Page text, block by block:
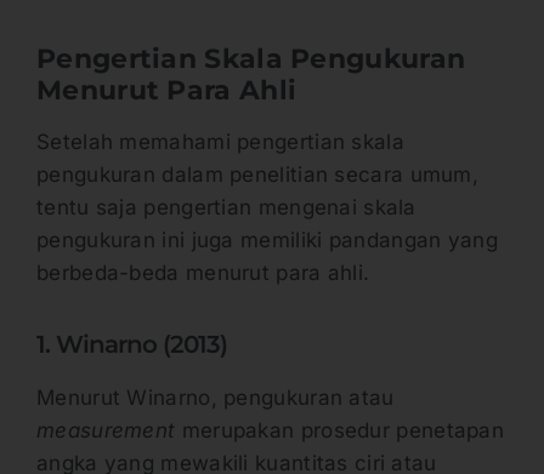
Pengertian Skala Pengukuran
Menurut Para Ahli
Setelah memahami pengertian skala
pengukuran dalam penelitian secara umum,
tentu saja pengertian mengenai skala
pengukuran ini juga memiliki pandangan yang
berbeda-beda menurut para ahli.
1. Winarno (2013)
Menurut Winarno, pengukuran atau
measurement merupakan prosedur penetapan
angka yang mewakili kuantitas ciri atau